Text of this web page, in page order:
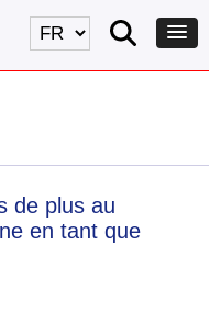
de plus au
en tant que